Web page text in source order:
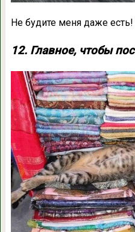
Не будите меня даже есть!
12. Главное, чтобы